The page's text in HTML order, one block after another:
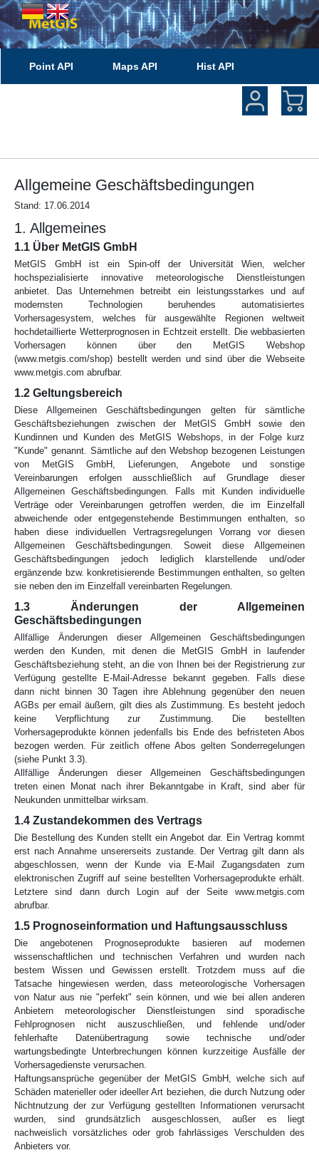
Point API Maps API Hist API
Allgemeine Geschäftsbedingungen
Stand: 17.06.2014
1. Allgemeines
1.1 Über MetGIS GmbH
MetGIS GmbH ist ein Spin-off der Universität Wien, welcher
hochspezialisierte innovative meteorologische Dienstleistungen
anbietet. Das Unternehmen betreibt ein leistungsstarkes und auf
modernsten Technologien beruhendes automatisiertes
Vorhersagesystem, welches für ausgewählte Regionen weltweit
hochdetaillierte Wetterprognosen in Echtzeit erstellt. Die webbasierten
Vorhersagen können über den MetGIS Webshop
(www.metgis.com/shop) bestellt werden und sind über die Webseite
www.metgis.com abrufbar.
1.2 Geltungsbereich
Diese Allgemeinen Geschäftsbedingungen gelten für sämtliche
Geschäftsbeziehungen zwischen der MetGIS GmbH sowie den
Kundinnen und Kunden des MetGIS Webshops, in der Folge kurz
"Kunde" genannt. Sämtliche auf den Webshop bezogenen Leistungen
von MetGIS GmbH, Lieferungen, Angebote und sonstige
Vereinbarungen erfolgen ausschließlich auf Grundlage dieser
Allgemeinen Geschäftsbedingungen. Falls mit Kunden individuelle
Verträge oder Vereinbarungen getroffen werden, die im Einzelfall
abweichende oder entgegenstehende Bestimmungen enthalten, so
haben diese individuellen Vertragsregelungen Vorrang vor diesen
Allgemeinen Geschäftsbedingungen. Soweit diese Allgemeinen
Geschäftsbedingungen jedoch lediglich klarstellende und/oder
ergänzende bzw. konkretisierende Bestimmungen enthalten, so gelten
sie neben den im Einzelfall vereinbarten Regelungen.
1.3 Änderungen der Allgemeinen
Geschäftsbedingungen
Allfällige Änderungen dieser Allgemeinen Geschäftsbedingungen
werden den Kunden, mit denen die MetGIS GmbH in laufender
Geschäftsbeziehung steht, an die von Ihnen bei der Registrierung zur
Verfügung gestellte E-Mail-Adresse bekannt gegeben. Falls diese
dann nicht binnen 30 Tagen ihre Ablehnung gegenüber den neuen
AGBs per email äußern, gilt dies als Zustimmung. Es besteht jedoch
keine Verpflichtung zur Zustimmung. Die bestellten
Vorhersageprodukte können jedenfalls bis Ende des befristeten Abos
bezogen werden. Für zeitlich offene Abos gelten Sonderregelungen
(siehe Punkt 3.3).
Allfällige Änderungen dieser Allgemeinen Geschäftsbedingungen
treten einen Monat nach ihrer Bekanntgabe in Kraft, sind aber für
Neukunden unmittelbar wirksam.
1.4 Zustandekommen des Vertrags
Die Bestellung des Kunden stellt ein Angebot dar. Ein Vertrag kommt
erst nach Annahme unsererseits zustande. Der Vertrag gilt dann als
abgeschlossen, wenn der Kunde via E-Mail Zugangsdaten zum
elektronischen Zugriff auf seine bestellten Vorhersageprodukte erhält.
Letztere sind dann durch Login auf der Seite www.metgis.com
abrufbar.
1.5 Prognoseinformation und Haftungsausschluss
Die angebotenen Prognoseprodukte basieren auf modernen
wissenschaftlichen und technischen Verfahren und wurden nach
bestem Wissen und Gewissen erstellt. Trotzdem muss auf die
Tatsache hingewiesen werden, dass meteorologische Vorhersagen
von Natur aus nie "perfekt" sein können, und wie bei allen anderen
Anbietern meteorologischer Dienstleistungen sind sporadische
Fehlprognosen nicht auszuschließen, und fehlende und/oder
fehlerhafte Datenübertragung sowie technische und/oder
wartungsbedingte Unterbrechungen können kurzzeitige Ausfälle der
Vorhersagedienste verursachen.
Haftungsansprüche gegenüber der MetGIS GmbH, welche sich auf
Schäden materieller oder ideeller Art beziehen, die durch Nutzung oder
Nichtnutzung der zur Verfügung gestellten Informationen verursacht
wurden, sind grundsätzlich ausgeschlossen, außer es liegt
nachweislich vorsätzliches oder grob fahrlässiges Verschulden des
Anbieters vor.